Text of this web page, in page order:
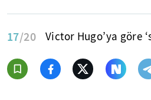
17/20 Victor Hugo’ya göre